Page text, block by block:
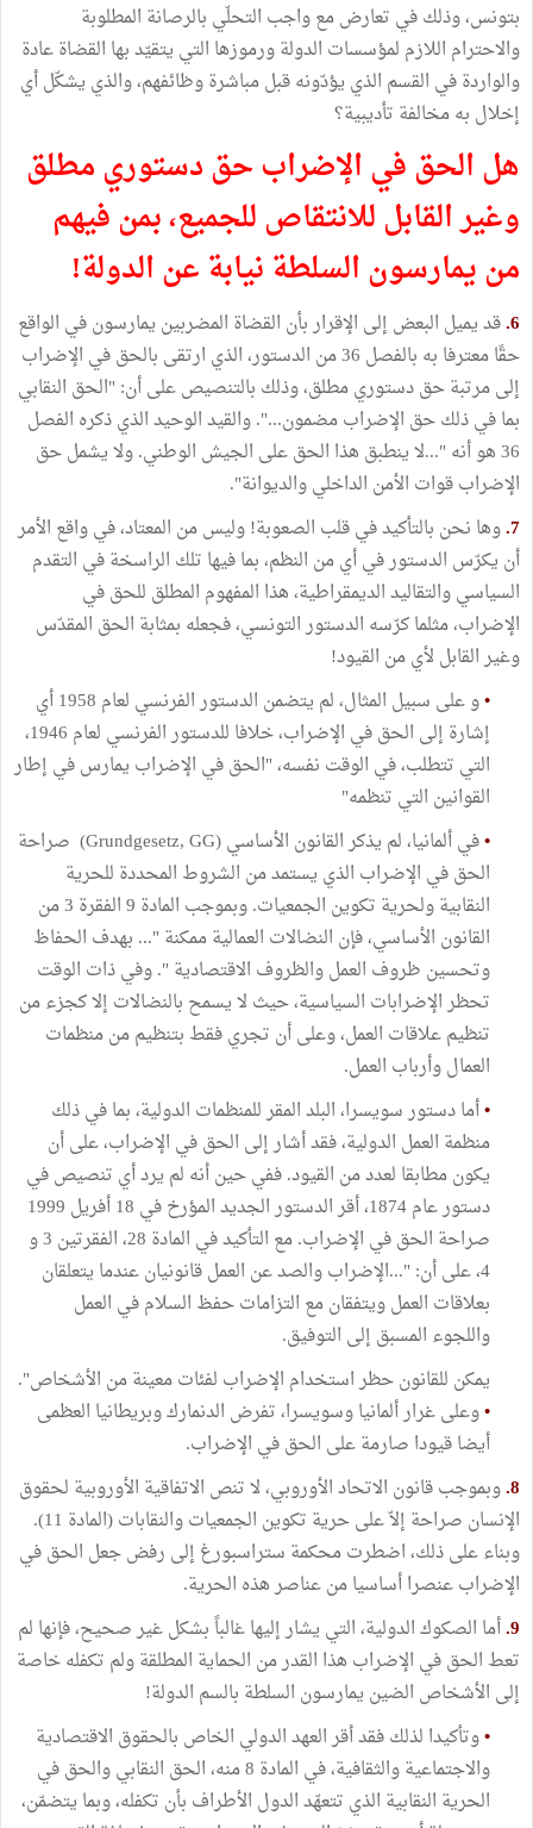
بتونس، وذلك في تعارض مع واجب التحلّي بالرصانة المطلوبة
والاحترام اللازم لمؤسسات الدولة ورموزها التي يتقيّد بها القضاة عادة
والواردة في القسم الذي يؤدّونه قبل مباشرة وظائفهم، والذي يشكّل أي
إخلال به مخالفة تأديبية؟
هل الحق في الإضراب حق دستوري مطلق
وغير القابل للانتقاص للجميع، بمن فيهم
من يمارسون السلطة نيابة عن الدولة!
6. قد يميل البعض إلى الإقرار بأن القضاة المضربين يمارسون في الواقع
حقًا معترفا به بالفصل 36 من الدستور، الذي ارتقى بالحق في الإضراب
إلى مرتبة حق دستوري مطلق، وذلك بالتنصيص على أن: "الحق النقابي
بما في ذلك حق الإضراب مضمون...". والقيد الوحيد الذي ذكره الفصل
36 هو أنه "...لا ينطبق هذا الحق على الجيش الوطني. ولا يشمل حق
الإضراب قوات الأمن الداخلي والديوانة".
7. وها نحن بالتأكيد في قلب الصعوبة! وليس من المعتاد، في واقع الأمر
أن يكرّس الدستور في أي من النظم، بما فيها تلك الراسخة في التقدم
السياسي والتقاليد الديمقراطية، هذا المفهوم المطلق للحق في
الإضراب، مثلما كرّسه الدستور التونسي، فجعله بمثابة الحق المقدّس
وغير القابل لأي من القيود!
•
و على سبيل المثال، لم يتضمن الدستور الفرنسي لعام 1958 أي
إشارة إلى الحق في الإضراب، خلافا للدستور الفرنسي لعام 1946،
التي تتطلب، في الوقت نفسه، "الحق في الإضراب يمارس في إطار
القوانين التي تنظمه"
•
في ألمانيا، لم يذكر القانون الأساسي (Grundgesetz, GG) صراحة
الحق في الإضراب الذي يستمد من الشروط المحددة للحرية
النقابية ولحرية تكوين الجمعيات. وبموجب المادة 9 الفقرة 3 من
القانون الأساسي، فإن النضالات العمالية ممكنة "... بهدف الحفاظ
وتحسين ظروف العمل والظروف الاقتصادية ". وفي ذات الوقت
تحظر الإضرابات السياسية، حيث لا يسمح بالنضالات إلا كجزء من
تنظيم علاقات العمل، وعلى أن تجري فقط بتنظيم من منظمات
العمال وأرباب العمل.
•أما دستور سويسرا، البلد المقر للمنظمات الدولية، بما في ذلك
منظمة العمل الدولية، فقد أشار إلى الحق في الإضراب، على أن
يكون مطابقا لعدد من القيود. ففي حين أنه لم يرد أي تنصيص في
دستور عام 1874، أقر الدستور الجديد المؤرخ في 18 أفريل 1999
صراحة الحق في الإضراب. مع التأكيد في المادة 28، الفقرتين 3 و
4، على أن: "...الإضراب والصد عن العمل قانونيان عندما يتعلقان
بعلاقات العمل ويتفقان مع التزامات حفظ السلام في العمل
واللجوء المسبق إلى التوفيق.
يمكن للقانون حظر استخدام الإضراب لفئات معينة من الأشخاص".
•وعلى غرار ألمانيا وسويسرا، تفرض الدنمارك وبريطانيا العظمى
أيضا قيودا صارمة على الحق في الإضراب.
8. وبموجب قانون الاتحاد الأوروبي، لا تنص الاتفاقية الأوروبية لحقوق
الإنسان صراحة إلاّ على حرية تكوين الجمعيات والنقابات (المادة 11).
وبناء على ذلك، اضطرت محكمة ستراسبورغ إلى رفض جعل الحق في
الإضراب عنصرا أساسيا من عناصر هذه الحرية.
9. أما الصكوك الدولية، التي يشار إليها غالباً بشكل غير صحيح، فإنها لم
تعط الحق في الإضراب هذا القدر من الحماية المطلقة ولم تكفله خاصة
إلى الأشخاص الضين يمارسون السلطة بالسم الدولة!
•وتأكيدا لذلك فقد أقر العهد الدولي الخاص بالحقوق الاقتصادية
والاجتماعية والثقافية، في المادة 8 منه، الحق النقابي والحق في
الحرية النقابية الذي تتعهّد الدول الأطراف بأن تكفله، وبما يتضمّن،